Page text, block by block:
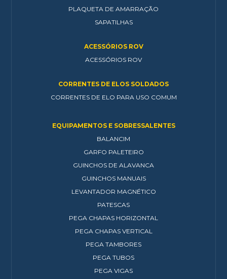
PLAQUETA DE AMARRAÇÃO
SAPATILHAS
ACESSÓRIOS ROV
ACESSÓRIOS ROV
CORRENTES DE ELOS SOLDADOS
CORRENTES DE ELO PARA USO COMUM
EQUIPAMENTOS E SOBRESSALENTES
BALANCIM
GARFO PALETEIRO
GUINCHOS DE ALAVANCA
GUINCHOS MANUAIS
LEVANTADOR MAGNÉTICO
PATESCAS
PEGA CHAPAS HORIZONTAL
PEGA CHAPAS VERTICAL
PEGA TAMBORES
PEGA TUBOS
PEGA VIGAS